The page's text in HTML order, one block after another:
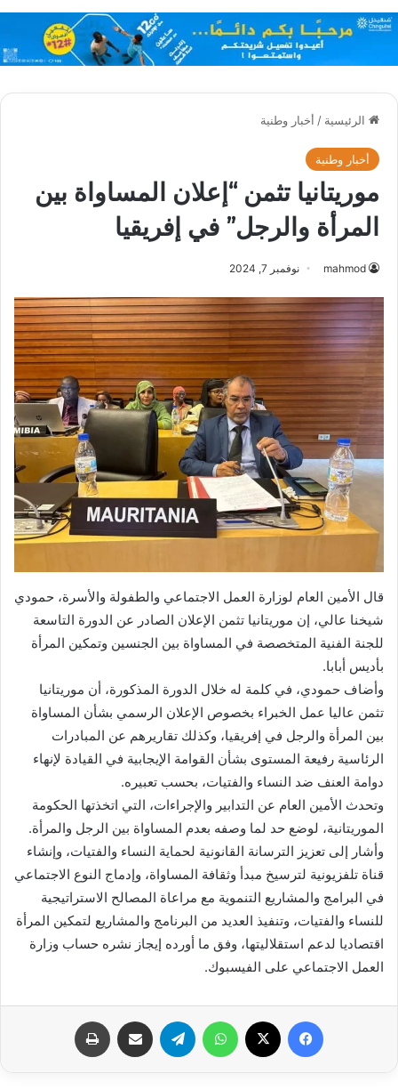
الرئيسية / أخبار وطنية
أخبار وطنية
موريتانيا تثمن “إعلان المساواة بين
المرأة والرجل” في إفريقيا
mahmod نوفمبر 7, 2024
قال الأمين العام لوزارة العمل الاجتماعي والطفولة والأسرة، حمودي
شيخنا عالي، إن موريتانيا تثمن الإعلان الصادر عن الدورة التاسعة
للجنة الفنية المتخصصة في المساواة بين الجنسين وتمكين المرأة
بأديس أبابا.
وأضاف حمودي، في كلمة له خلال الدورة المذكورة، أن موريتانيا
تثمن عاليا عمل الخبراء بخصوص الإعلان الرسمي بشأن المساواة
بين المرأة والرجل في إفريقيا، وكذلك تقاريرهم عن المبادرات
الرئاسية رفيعة المستوى بشأن القوامة الإيجابية في القيادة لإنهاء
دوامة العنف ضد النساء والفتيات، بحسب تعبيره.
وتحدث الأمين العام عن التدابير والإجراءات، التي اتخذتها الحكومة
الموريتانية، لوضع حد لما وصفه بعدم المساواة بين الرجل والمرأة.
وأشار إلى تعزيز الترسانة القانونية لحماية النساء والفتيات، وإنشاء
قناة تلفزيونية لترسيخ مبدأ وثقافة المساواة، وإدماج النوع الاجتماعي
في البرامج والمشاريع التنموية مع مراعاة المصالح الاستراتيجية
للنساء والفتيات، وتنفيذ العديد من البرنامج والمشاريع لتمكين المرأة
اقتصاديا لدعم استقلاليتها، وفق ما أورده إيجاز نشره حساب وزارة
العمل الاجتماعي على الفيسبوك.
فيسبوك واتساب تيلقرام مشاركة عبر البريد